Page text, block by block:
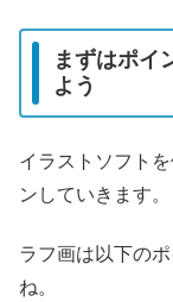
まずはポイ
よう
イラストソフト
ンしていきます。
ラフ画は以下の
ね。